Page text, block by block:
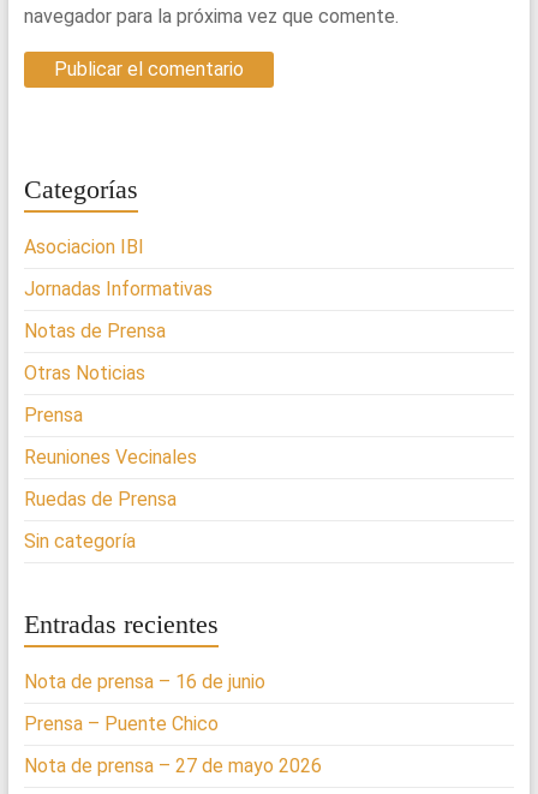
navegador para la próxima vez que comente.
Categorías
Asociacion IBI
Jornadas Informativas
Notas de Prensa
Otras Noticias
Prensa
Reuniones Vecinales
Ruedas de Prensa
Sin categoría
Entradas recientes
Nota de prensa – 16 de junio
Prensa – Puente Chico
Nota de prensa – 27 de mayo 2026